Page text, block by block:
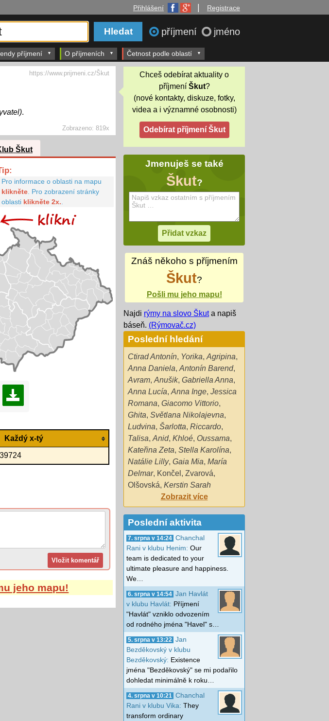
Přihlášení Registrace
příjmení jméno
příjmení O příjmeních Četnost podle oblastí
Zobrazeno:819x
.
https://www.prijmeni.cz/Škut
Škut
Pro informace o oblasti na mapu
klikněte. Pro zobrazení stránky
oblasti klikněte 2x.
Každý x-tý
39724
jeho mapu!
Chceš odebírat aktuality o
příjmení Škut?
(nové kontakty, diskuze, fotky,
videa a i významné osobnosti)
Jmenuješ se také
Škut?
Znáš někoho s příjmením
Škut?
Pošli mu jeho mapu!
Najdi rýmy na slovo Škuta napiš
báseň. (Rýmovač.cz)
Poslední hledání
Ctirad Antonín, Yorika, Agripina,
Anna Daniela, Antonín Barend,
Avram, Anušik, Gabriella Anna,
Anna Lucía, Anna Inge, Jessica
Romana, Giacomo Vittorio,
Ghita, Světlana Nikolajevna,
Ludvina, Šarlotta, Riccardo,
Talisa, Anid, Khloé, Oussama,
Kateřina Zeta, Stella Karolína,
Natálie Lilly, Gaia Mia, María
Delmar, Končel , Zvarová,
Olšovská, Kerstin Sarah
Zobrazit více
Poslední aktivita
7. srpna v 14:24 Chanchal
Rani v klubu Henim: Our
team is dedicated to your
ultimate pleasure and happiness.
We…
6. srpna v 14:54 Jan Havlát
v klubu Havlát: Příjmení
"Havlát" vzniklo odvozením
od rodného jména "Havel" s…
5. srpna v 13:22
Jan
Bezděkovský v klubu
Bezděkovský: Existence
jména "Bezděkovský" se mi podařilo
dohledat minimálně k roku…
4. srpna v 10:21
Chanchal
Rani v klubu Vika: They
transform ordinary